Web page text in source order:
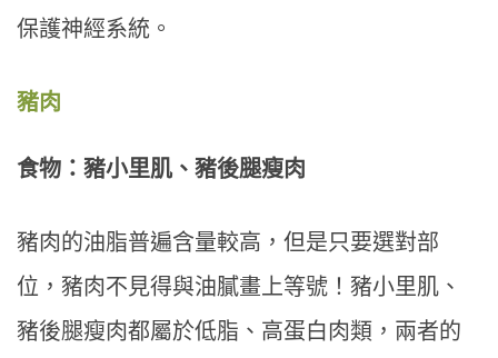
保護神經系統。
豬肉
食物：豬小里肌、豬後腿瘦肉
豬肉的油脂普遍含量較高，但是只要選對部
位，豬肉不見得與油膩畫上等號！豬小里肌、
豬後腿瘦肉都屬於低脂、高蛋白肉類，兩者的